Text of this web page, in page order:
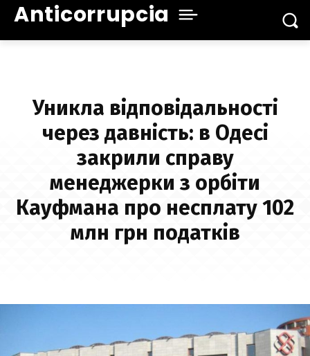
Anticorrupcia
Уникла відповідальності
через давність: в Одесі
закрили справу
менеджерки з орбіти
Кауфмана про несплату 102
млн грн податків